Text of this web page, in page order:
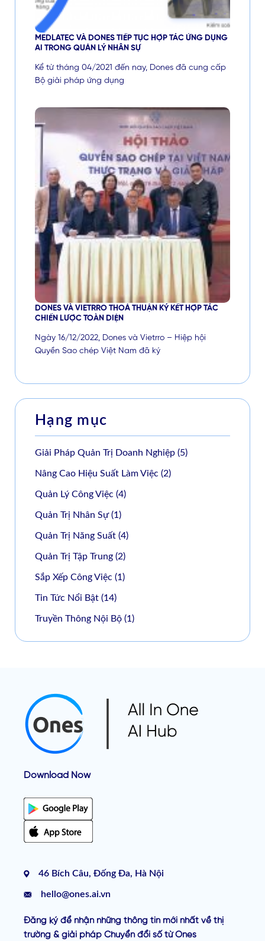
MEDLATEC VÀ DONES TIẾP TỤC HỢP TÁC ỨNG DỤNG
AI TRONG QUẢN LÝ NHÂN SỰ
Kể từ tháng 04/2021 đến nay, Dones đã cung cấp
Bộ giải pháp ứng dụng
DONES VÀ VIETRRO THOẢ THUẬN KÝ KẾT HỢP TÁC
CHIẾN LƯỢC TOÀN DIỆN
Ngày 16/12/2022, Dones và Vietrro – Hiệp hội
Quyền Sao chép Việt Nam đã ký
Hạng mục
Giải Pháp Quản Trị Doanh Nghiệp (5)
Nâng Cao Hiệu Suất Làm Việc (2)
Quản Lý Công Việc (4)
Quản Trị Nhân Sự(1)
Quản Trị Năng Suất (4)
Quản Trị Tập Trung (2)
Sắp Xếp Công Việc (1)
Tin Tức Nổi Bật (14)
Truyền Thông Nội Bộ (1)
Download Now
46 Bích Câu, Đống Đa, Hà Nội
hello@ones.ai.vn
Đăng ký để nhận những thông tin mới nhất về thị
trường & giải pháp Chuyển đổi số từ Ones